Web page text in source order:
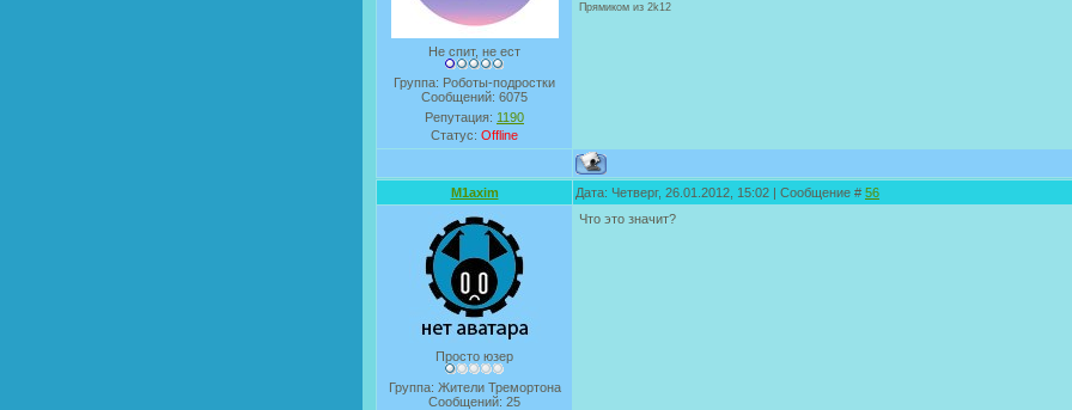
Не спит, не ест
Группа: Роботы-подростки
Сообщений: 6075
Репутация: 1190
Статус: Offline
Прямиком из 2k12
M1axim Дата: Четверг, 26.01.2012, 15:02 | Сообщение # 56
Просто юзер
Группа: Жители Тремортона
Сообщений: 25
Что это значит?